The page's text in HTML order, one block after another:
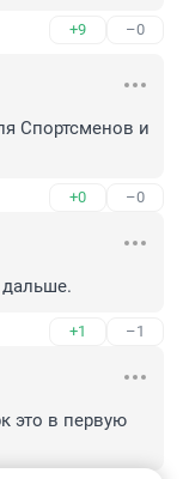
+9 –0
Спортсменов и
+0 –0
дальше.
+1 –1
это в первую